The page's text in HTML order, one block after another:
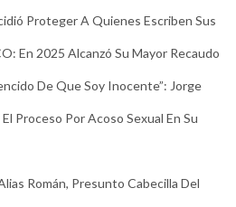
Proteger A Quienes Escriben Sus
En 2025 Alcanzó Su Mayor Recaudo
De Que Soy Inocente”: Jorge
Proceso Por Acoso Sexual En Su
Román, Presunto Cabecilla Del